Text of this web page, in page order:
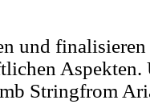
und
Aspekten.
Stringfrom